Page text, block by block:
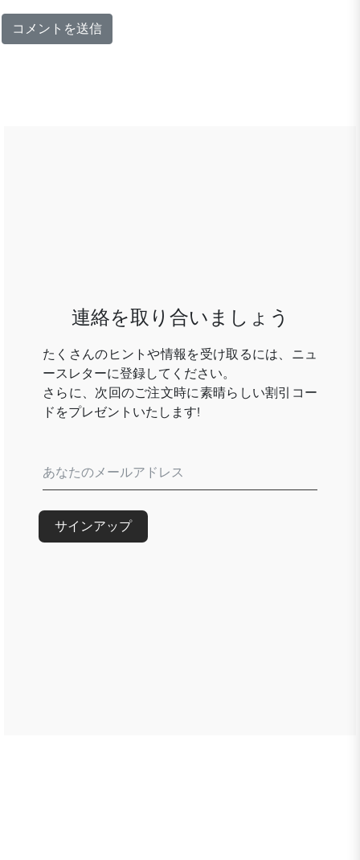
連絡を取り合いましょう
たくさんのヒントや情報を受け取るには、ニュ
ースレターに登録してください。
さらに、次回のご注文時に素晴らしい割引コー
ドをプレゼントいたします!
サインアップ